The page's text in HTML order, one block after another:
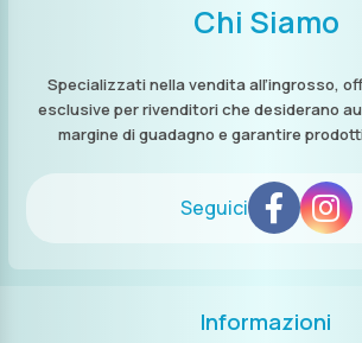
Chi Siamo
Specializzati nella vendita all’ingrosso,
esclusive per rivenditori che desiderano
margine di guadagno e garantire
Seguici
Informazioni